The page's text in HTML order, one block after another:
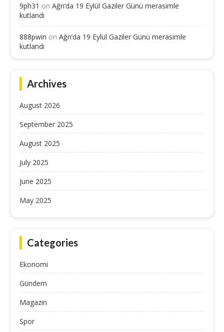
9ph31 on Ağrı’da 19 Eylül Gaziler Günü merasimle
kutlandı
888pwin on Ağrı’da 19 Eylül Gaziler Günü merasimle
kutlandı
Archives
August 2026
September 2025
August 2025
July 2025
June 2025
May 2025
Categories
Ekonomi
Gündem
Magazin
Spor